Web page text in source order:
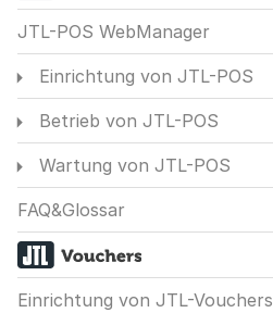
JTL-POS WebManager
Einrichtung von JTL-POS
Betrieb von JTL-POS
Wartung von JTL-POS
FAQ&Glossar
Einrichtung von JTL-Vouchers